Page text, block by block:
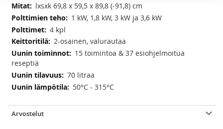
Lisätietojalxsxk 69,8 x 59,5 x 89,8 (-91,8) cm
1 kW, 1,8 kW, 3 kW ja 3,6 kW
4 kpl
2-osainen, valurautaa
15 toimintoa & 37 esiohjelmoitua
reseptiä
70 litraa
50°C - 315°C
Arvostelut